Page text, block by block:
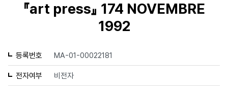
『art press』 174 NOVEMBRE
1992
등록번호 MA-01-00022181
전자여부 비전자